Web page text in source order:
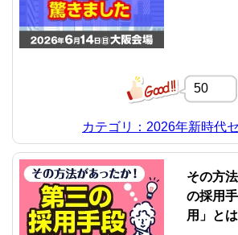
50
カテゴリ：2026年新時代
その方
の採用
用」と